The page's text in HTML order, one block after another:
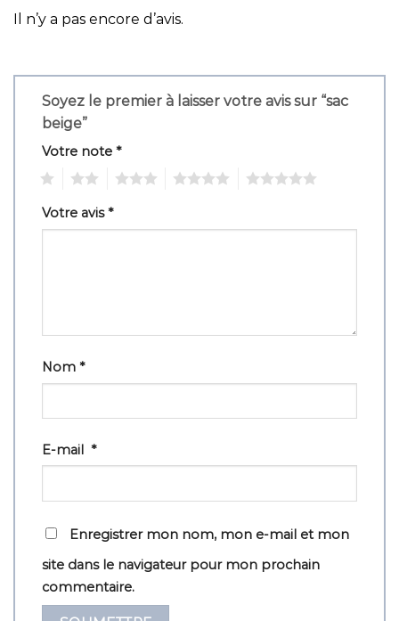
Il n’y a pas encore d’avis.
Soyez le premier à laisser votre avis sur “sac
beige”
Votre note *
Votre avis*
Nom *
E-mail *
Enregistrer mon nom, mon e-mail et mon
site dans le navigateur pour mon prochain
commentaire.